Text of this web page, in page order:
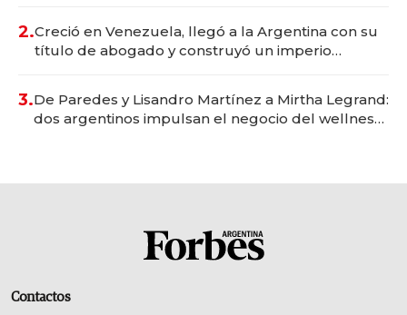
2.Creció en Venezuela, llegó a la Argentina con su
título de abogado y construyó un imperio
3.De Paredes y Lisandro Martínez a Mirtha Legrand:
dos argentinos impulsan el negocio del wellness
Contactos